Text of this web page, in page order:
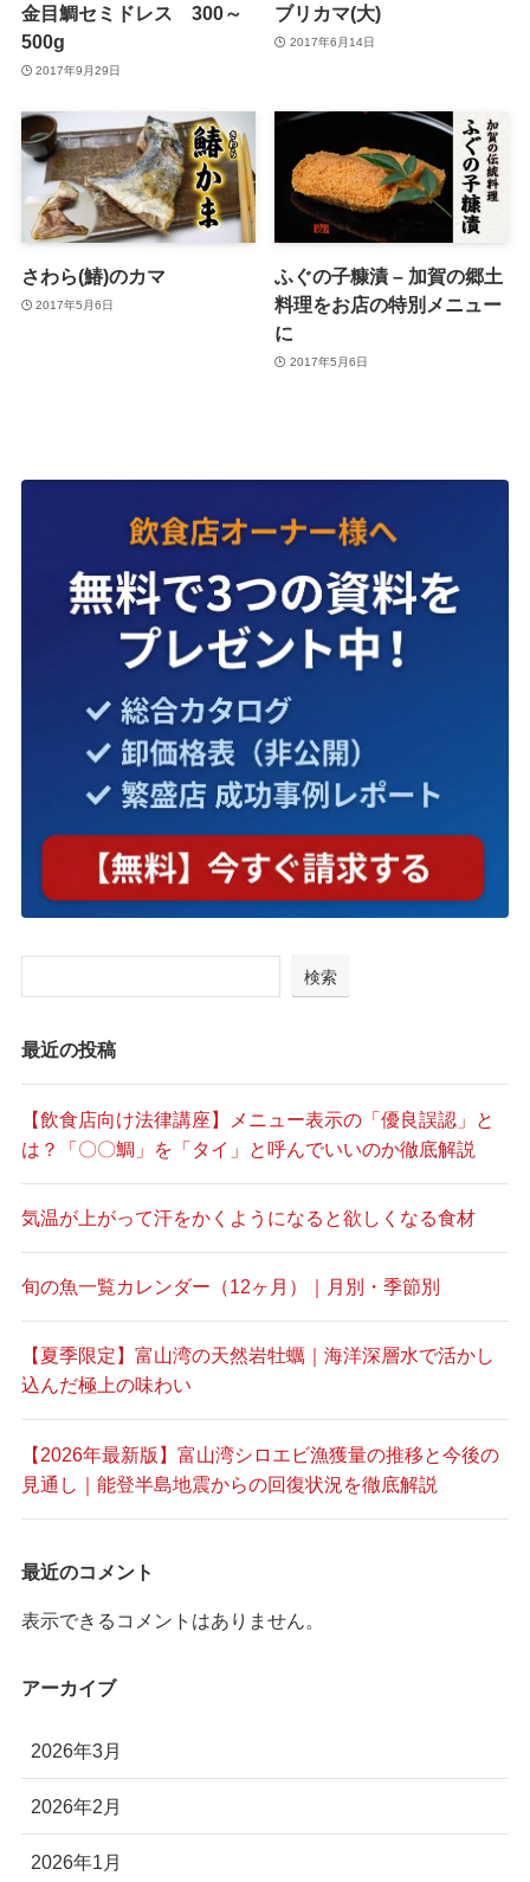
金目鯛セミドレス 300～
500g
2017年9月29日
ブリカマ(大)
2017年6月14日
さわら(鰆)のカマ
2017年5月6日
ふぐの子糠漬 – 加賀の郷土
料理をお店の特別メニュー
に
2017年5月6日
検索
最近の投稿
【飲食店向け法律講座】メニュー表示の「優良誤認」と
は？「〇〇鯛」を「タイ」と呼んでいいのか徹底解説
気温が上がって汗をかくようになると欲しくなる食材
旬の魚一覧カレンダー（12ヶ月）｜月別・季節別
【夏季限定】富山湾の天然岩牡蠣｜海洋深層水で活かし
込んだ極上の味わい
【2026年最新版】富山湾シロエビ漁獲量の推移と今後の
見通し｜能登半島地震からの回復状況を徹底解説
最近のコメント
表示できるコメントはありません。
アーカイブ
2026年3月
2026年2月
2026年1月